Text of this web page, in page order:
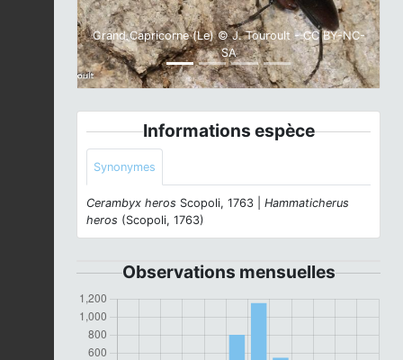
Grand Capricorne (Le) © J. Touroult - CC BY-NC-
SA
Informations espèce
Synonymes
Cerambyx heros Scopoli, 1763 | Hammaticherus
heros (Scopoli, 1763)
Observations mensuelles